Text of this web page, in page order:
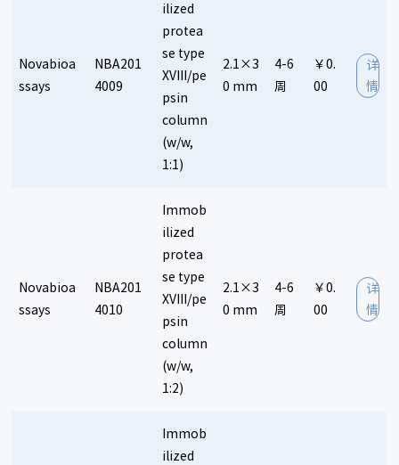
Novabioa
ssays
NBA201
4009
ilized
protea
se type
XVIII/pe
psin
column
(w/w,
1:1)
2.1×3
0 mm
4-6
周
￥0.
00
详
情
Novabioa
ssays
NBA201
4010
Immob
ilized
protea
se type
XVIII/pe
psin
column
(w/w,
1:2)
2.1×3
0 mm
4-6
周
￥0.
00
详
情
Immob
ilized